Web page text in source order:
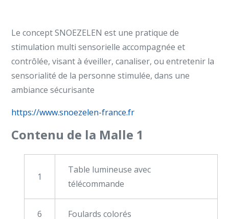
Le concept SNOEZELEN est une pratique de
stimulation multi sensorielle accompagnée et
contrôlée, visant à éveiller, canaliser, ou entretenir la
sensorialité de la personne stimulée, dans une
ambiance sécurisante
https://www.snoezelen-france.fr
Contenu de la Malle 1
1
Table lumineuse avec
télécommande
6 Foulards colorés